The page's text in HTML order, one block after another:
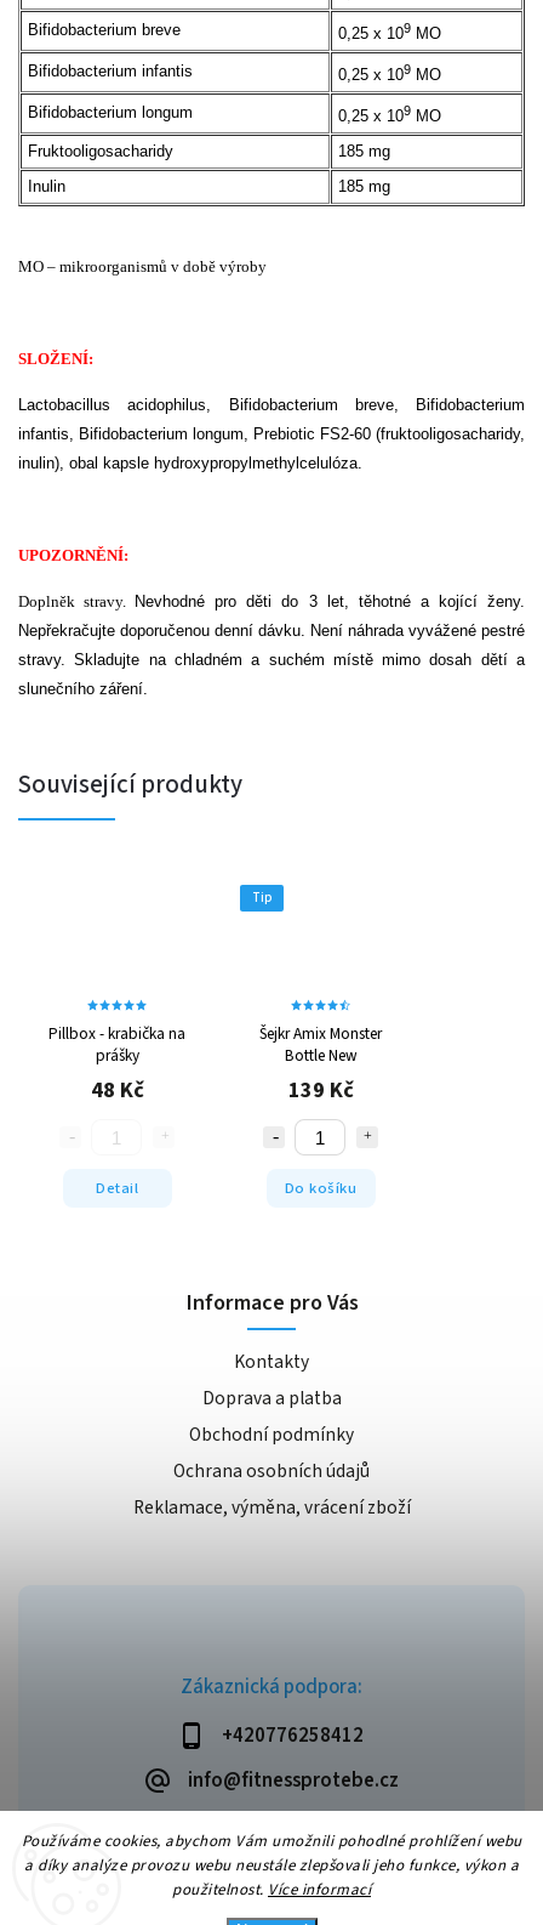
Používáme cookies, abychom Vám umožnili pohodlné prohlížení webu
a díky analýze provozu webu neustále zlepšovali jeho funkce, výkon a
použitelnost. Více informací
Bifidobacterium breve 0,25 x 109 MO
Bifidobacterium infantis 0,25 x 109 MO
Bifidobacterium longum 0,25 x 109 MO
Fruktooligosacharidy
185 mg
Inulin
185 mg
MO – mikroorganismů v době výroby
SLOŽENÍ:
Lactobacillus acidophilus, Bifidobacterium breve, Bifidobacterium
infantis, Bifidobacterium longum, Prebiotic FS2-60 (fruktooligosacharidy,
inulin), obal kapsle hydroxypropylmethylcelulóza.
UPOZORNĚNÍ:
Doplněk stravy.
Nevhodné pro děti do 3 let, těhotné a kojící ženy.
Nepřekračujte doporučenou denní dávku. Není náhrada vyvážené pestré
stravy. Skladujte na chladném a suchém místě mimo dosah dětí a
slunečního záření.
Související produkty
Pillbox - krabička na
prášky
48 Kč
Detail
Tip
Šejkr Amix Monster
Bottle New
139 Kč
Do košíku
Zákaznická podpora:
+420776258412
info@fitnessprotebe.cz
Informace pro Vás
Kontakty
Doprava a platba
Obchodní podmínky
Ochrana osobních údajů
Reklamace, výměna, vrácení zboží
Copyright 2026Fitnessprotebe.cz. Všechna práva vyhrazena.